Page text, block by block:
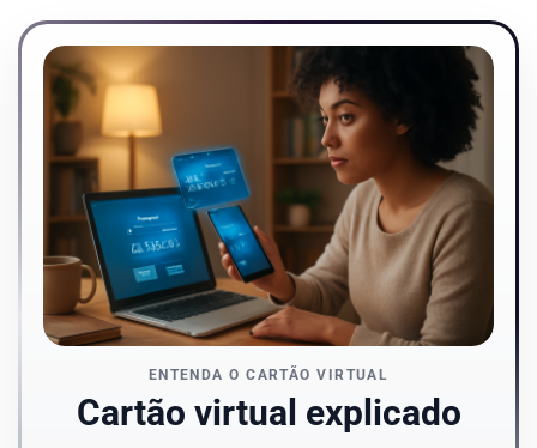
ENTENDA O CARTÃO VIRTUAL
Cartão virtual explicado